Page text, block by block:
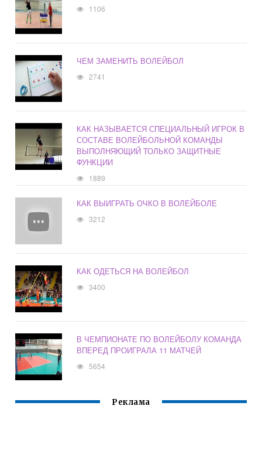
1106
ЧЕМ ЗАМЕНИТЬ ВОЛЕЙБОЛ
2741
КАК НАЗЫВАЕТСЯ СПЕЦИАЛЬНЫЙ ИГРОК В
СОСТАВЕ ВОЛЕЙБОЛЬНОЙ КОМАНДЫ
ВЫПОЛНЯЮЩИЙ ТОЛЬКО ЗАЩИТНЫЕ
ФУНКЦИИ
1889
КАК ВЫИГРАТЬ ОЧКО В ВОЛЕЙБОЛЕ
3212
КАК ОДЕТЬСЯ НА ВОЛЕЙБОЛ
3400
В ЧЕМПИОНАТЕ ПО ВОЛЕЙБОЛУ КОМАНДА
ВПЕРЕД ПРОИГРАЛА 11 МАТЧЕЙ
5654
Реклама